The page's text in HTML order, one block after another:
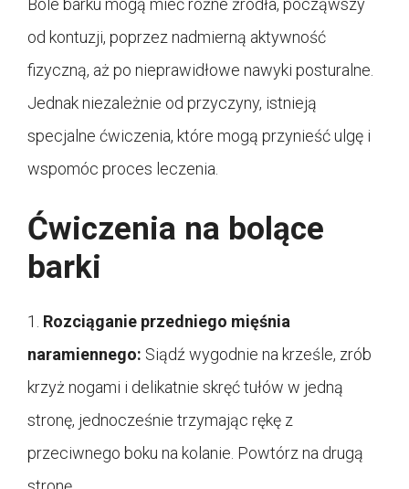
od kontuzji, poprzez nadmierną aktywność
fizyczną, aż po nieprawidłowe nawyki posturalne.
Jednak niezależnie od przyczyny, istnieją
specjalne ćwiczenia, które mogą przynieść ulgę i
wspomóc proces leczenia.
Ćwiczenia na bolące
barki
1. Rozciąganie przedniego mięśnia
naramiennego: Siądź wygodnie na krześle, zrób
krzyż nogami i delikatnie skręć tułów w jedną
stronę, jednocześnie trzymając rękę z
przeciwnego boku na kolanie. Powtórz na drugą